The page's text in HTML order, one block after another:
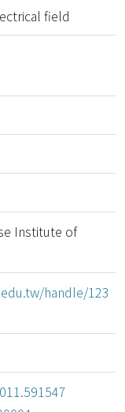
field
Institute of
handle/123